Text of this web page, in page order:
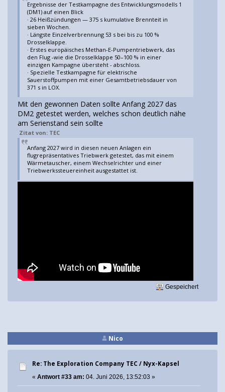
Ergebnisse der Testkampagne des Entwicklungsmodells 1
(DM1) auf einen Blick
· 26 Heißzündungen — 375 s kumulative Brennteit in
sieben Wochen.
· Längste Einzelverbrennung 53 s bei bis zu 100 %
Drosselklappe.
· Erstes europäisches Methan-E-Pumpentriebwerk, das
den Flug ‑wie die Drosselklappe 50–100 % in einer
einzigen Kampagne übersteht - abschloss.
· Spezielle Testkampagne für elektrische
Sauerstoffpumpen mit einer Gesamtbetriebsdauer von
371 s in LOX.
Mit den gewonnen Daten sollte Anfang 2027 das
DM2 getestet werden, welches schon deutlich nähe
am Serienstand sein sollte
Zitat von: TEC
Anfang 2027 wird in diesen neuen Anlagen ein
flugrepräsentatives Triebwerk getestet, das mit einem
Wärmetauscher, einem Wechselrichter und einer
Triebwerkssteuereinheit ausgestattet ist.
Gespeichert
Nico
Re: The Exploration Company TEC / Nyx-Kapsel
« Antwort #33 am: 04. Juni 2026, 13:52:03 »